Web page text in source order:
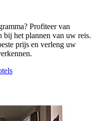
Profiteer van
bij het plannen van uw reis.
prijs en verleng uw